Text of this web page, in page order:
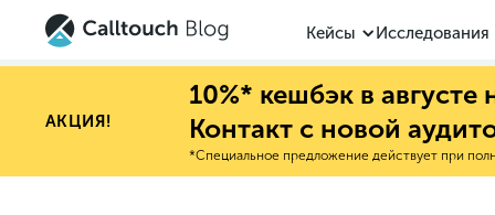
Кейсы Исследования
АКЦИЯ!
10%* кешбэк в
Контакт с новой
*Специальное предложение действует при